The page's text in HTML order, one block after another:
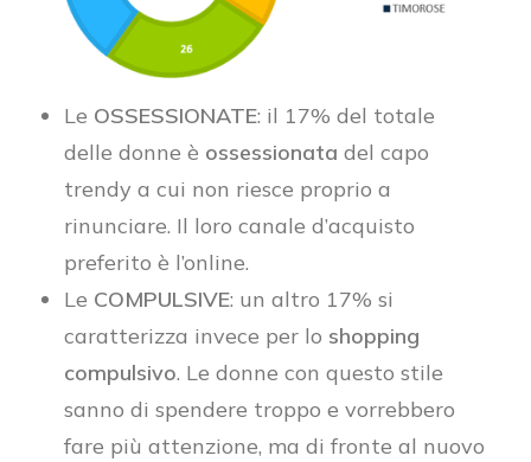
Le OSSESSIONATE: il 17% del totale
delle donne è ossessionata del capo
trendy a cui non riesce proprio a
rinunciare. Il loro canale d’acquisto
preferito è l’online.
Le COMPULSIVE: un altro 17% si
caratterizza invece per lo shopping
compulsivo. Le donne con questo stile
sanno di spendere troppo e vorrebbero
fare più attenzione, ma di fronte al nuovo